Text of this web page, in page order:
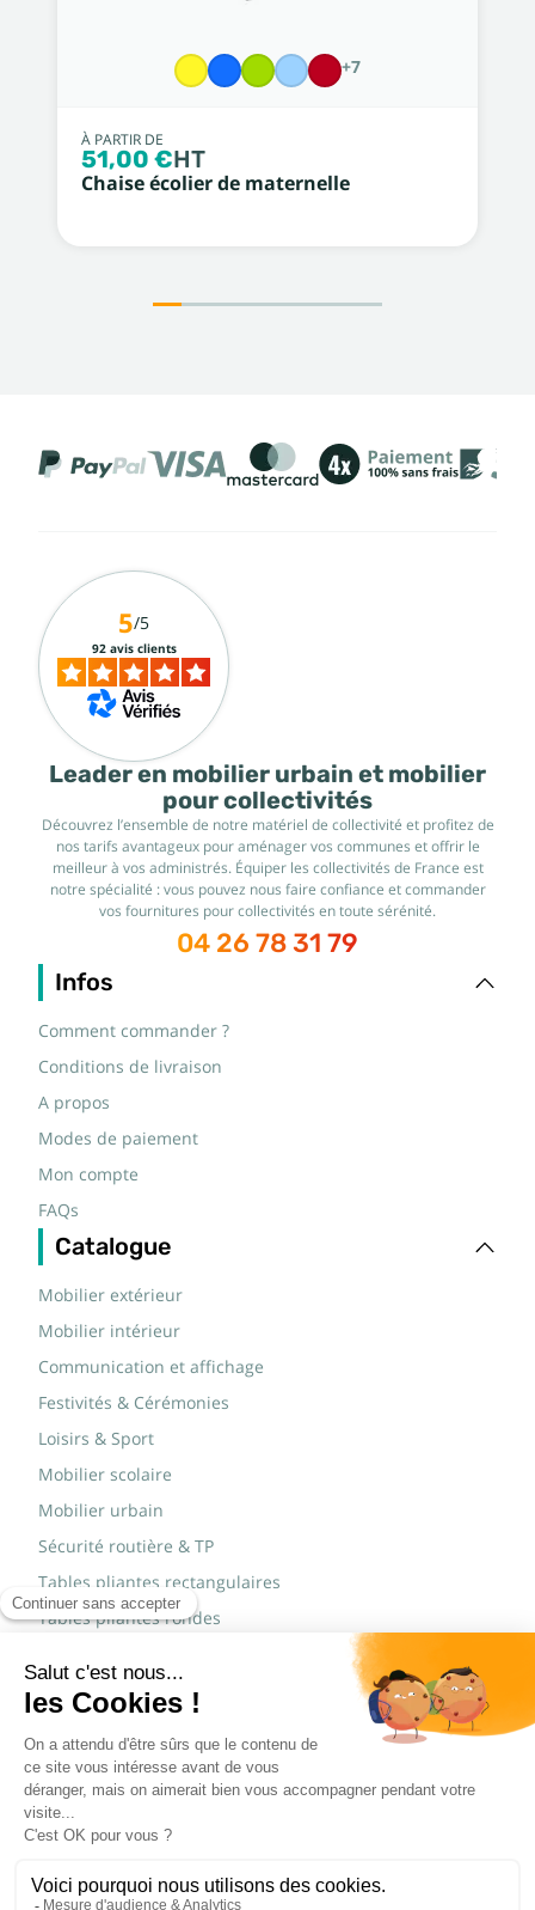
+7
À PARTIR DE
51,00 €HT
Chaise écolier de maternelle
Leader en mobilier urbain et mobilier
pour collectivités
Découvrez l’ensemble de notre matériel de collectivité et profitez de
nos tarifs avantageux pour aménager vos communes et offrir le
meilleur à vos administrés. Équiper les collectivités de France est
notre spécialité : vous pouvez nous faire confiance et commander
vos fournitures pour collectivités en toute sérénité.
04 26 78 31 79
Infos
Comment commander ?
Conditions de livraison
A propos
Modes de paiement
Mon compte
FAQs
Catalogue
Mobilier extérieur
Mobilier intérieur
Communication et affichage
Festivités & Cérémonies
Loisirs & Sport
Mobilier scolaire
Mobilier urbain
Sécurité routière & TP
Tables pliantes rectangulaires
Tables pliantes rondes
Marques
JAD Groupe
Procity®
5/5
92 avis clients